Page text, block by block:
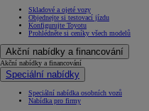
Skladové a ojeté vozy
Objednejte si testovací jízdu
Konfigurujte Toyotu
Prohlédněte si ceníky všech modelů
Akční nabídky a financování
Akční nabídky a financování
Speciální nabídky
Speciální nabídka osobních vozů
Nabídka pro firmy